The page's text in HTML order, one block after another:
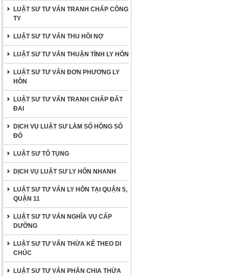
LUẬT SƯ TƯ VẤN TRANH CHẤP CÔNG
TY
LUẬT SƯ TƯ VẤN THU HỒI NỢ
LUẬT SƯ TƯ VẤN THUẬN TÌNH LY HÔN
LUẬT SƯ TƯ VẤN ĐƠN PHƯƠNG LY
HÔN
LUẬT SƯ TƯ VẤN TRANH CHẤP ĐẤT
ĐAI
DỊCH VỤ LUẬT SƯ LÀM SỔ HỒNG SỔ
ĐỎ
LUẬT SƯ TỐ TỤNG
DỊCH VỤ LUẬT SƯ LY HÔN NHANH
LUẬT SƯ TƯ VẤN LY HÔN TẠI QUẬN 5,
QUẬN 11
LUẬT SƯ TƯ VẤN NGHĨA VỤ CẤP
DƯỠNG
LUẬT SƯ TƯ VẤN THỪA KẾ THEO DI
CHÚC
LUẬT SƯ TƯ VẤN PHÂN CHIA THỪA